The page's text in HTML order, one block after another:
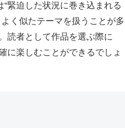
緊迫した状況に巻き込まれる
く似たテーマを扱うことが多
読者として作品を選ぶ際に
に楽しむことができるでしょ